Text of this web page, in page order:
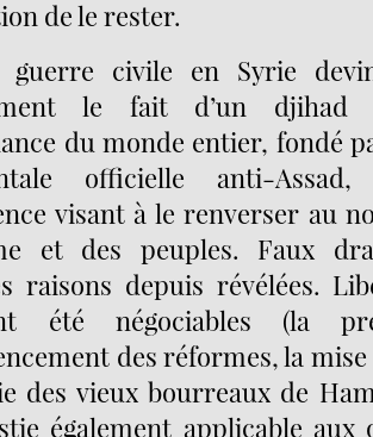
de le rester.
guerre civile en Syrie
le fait d’un djihad
du monde entier, fondé
officielle anti-
visant à le renverser au
et des peuples. Faux
raisons depuis révélées.
été négociables (la
des réformes, la
des vieux bourreaux de
également applicable aux